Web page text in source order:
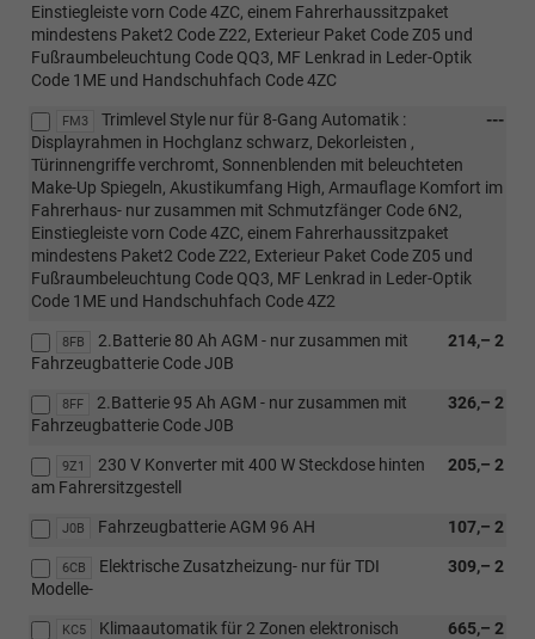
Einstiegleiste vorn Code 4ZC, einem Fahrerhaussitzpaket
mindestens Paket2 Code Z22, Exterieur Paket Code Z05 und
Fußraumbeleuchtung Code QQ3, MF Lenkrad in Leder-Optik
Code 1ME und Handschuhfach Code 4ZC
FM3 ---
Trimlevel Style nur für 8-Gang Automatik :
Displayrahmen in Hochglanz schwarz, Dekorleisten ,
Türinnengriffe verchromt, Sonnenblenden mit beleuchteten
Make-Up Spiegeln, Akustikumfang High, Armauflage Komfort im
Fahrerhaus- nur zusammen mit Schmutzfänger Code 6N2,
Einstiegleiste vorn Code 4ZC, einem Fahrerhaussitzpaket
mindestens Paket2 Code Z22, Exterieur Paket Code Z05 und
Fußraumbeleuchtung Code QQ3, MF Lenkrad in Leder-Optik
Code 1ME und Handschuhfach Code 4Z2
8FB 214,– 2
2.Batterie 80 Ah AGM - nur zusammen mit
Fahrzeugbatterie Code J0B
8FF 326,– 2
2.Batterie 95 Ah AGM - nur zusammen mit
Fahrzeugbatterie Code J0B
9Z1 205,– 2
230 V Konverter mit 400 W Steckdose hinten
am Fahrersitzgestell
J0B 107,– 2
Fahrzeugbatterie AGM 96 AH
6CB 309,– 2
Elektrische Zusatzheizung- nur für TDI
Modelle-
KC5 665,– 2
Klimaautomatik für 2 Zonen elektronisch